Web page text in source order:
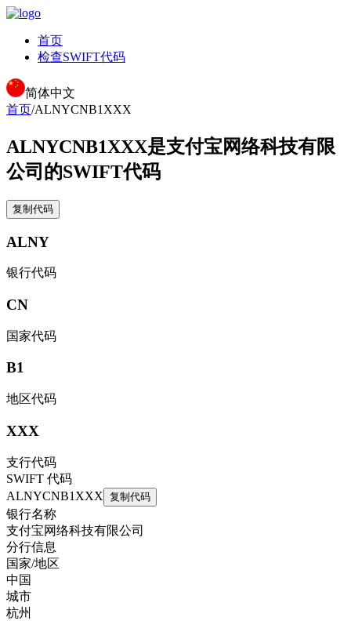
首页
检查SWIFT代码
简体中文
首页/ALNYCNB1XXX
ALNYCNB1XXX是支付宝网络科技有限
公司的SWIFT代码
复制代码
ALNY
银行代码
CN
国家代码
B1
地区代码
XXX
支行代码
SWIFT 代码
ALNYCNB1XXX 复制代码
银行名称
支付宝网络科技有限公司
分行信息
国家/地区
中国
城市
杭州